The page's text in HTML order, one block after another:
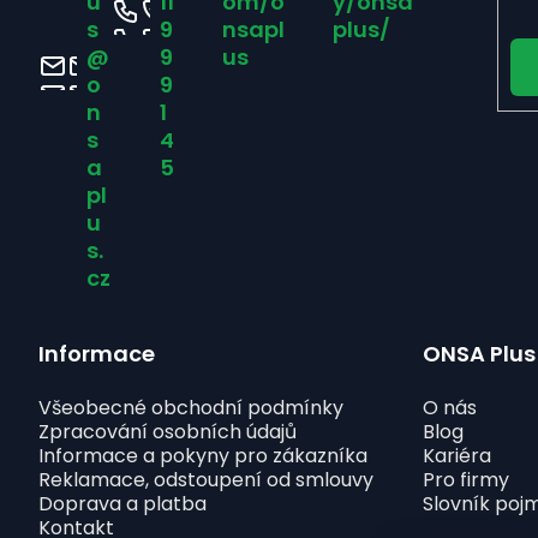
s
@
o
n
s
a
pl
u
s.
cz
9
9
9
1
4
5
nsapl
us
plus/
Informace
Všeobecné obchodní podmínky
Zpracování osobních údajů
Informace a pokyny pro zákazníka
Reklamace, odstoupení od smlouvy
Doprava a platba
Kontakt
ONSA Plus
O nás
Blog
Kariéra
Pro firmy
Slovník